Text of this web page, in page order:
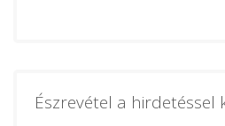
Észrevétel a hirdetéssel